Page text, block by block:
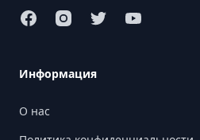
Информация
О нас